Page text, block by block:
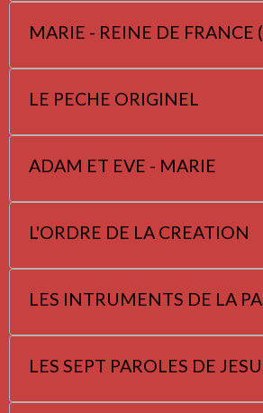
MARIE - REINE DE FRANCE
LE PECHE ORIGINEL
ADAM ET EVE - MARIE
L'ORDRE DE LA CREATION
LES INTRUMENTS DE LA
LES SEPT PAROLES DE